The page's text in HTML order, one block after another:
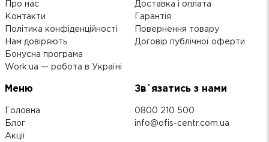
Про нас
Контакти
Політика конфіденційності
Нам довіряють
Бонусна програма
Work.ua — робота в Україні
Доставка і оплата
Гарантія
Повернення товару
Договір публічної оферти
Меню
Головна
Блог
Акції
Зв`язатись з нами
0800 210 500
info@ofis-centr.com.ua